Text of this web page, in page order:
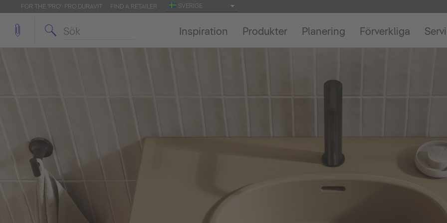
FOR THE 'PRO': PRO.DURAVIT FIND A RETAILER SVERIGE
Inspiration Produkter Planering Förverkliga